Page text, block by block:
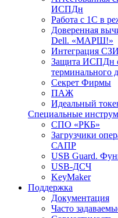
ИСПДн
Работа с 1С в
Доверенная
Dell. «МАРШ!»
Интеграция
Защита ИСПДн
терминального
Секрет Фирмы
ПАЖ
Идеальный
Специальные
СПО «РКБ»
Загрузчики
САПР
USB Guard.
USB-ДСЧ
KeyMaker
Поддержка
Документация
Часто